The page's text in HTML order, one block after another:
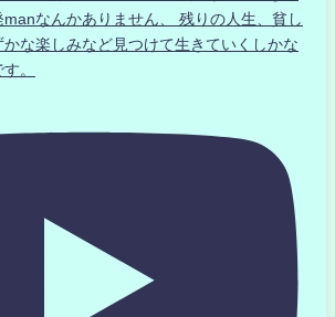
manなんかありません、 残りの人生、貧し
かな楽しみなど見つけて生きていくしかな
。